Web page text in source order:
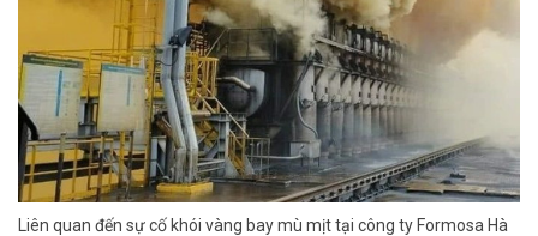
Liên quan đến sự cố khói vàng bay mù mịt tại công ty Formosa Hà